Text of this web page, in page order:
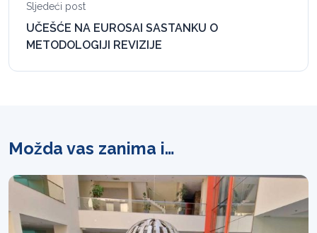
Sljedeći post
UČEŠĆE NA EUROSAI SASTANKU O
METODOLOGIJI REVIZIJE
Možda vas zanima i…